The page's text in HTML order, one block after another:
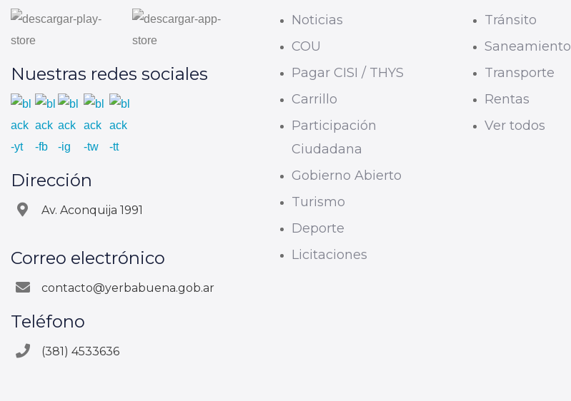
Nuestras redes sociales
Dirección
Av. Aconquija 1991
Correo electrónico
contacto@yerbabuena.gob.ar
Teléfono
(381) 4533636
Noticias
COU
Pagar CISI / THYS
Carrillo
Participación
Ciudadana
Gobierno Abierto
Turismo
Deporte
Licitaciones
Tránsito
Saneamiento
Transporte
Rentas
Ver todos